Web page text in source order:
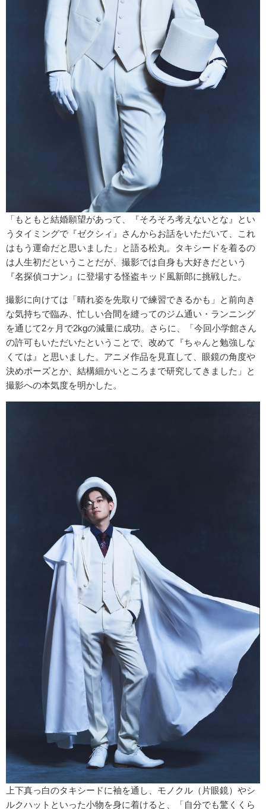
「もともと結婚願望があって、『そろそろ考えないとな』とい
うタイミングで『ゼクシィ』さんからお話をいただいて、これ
はもう運命だと思いました」と語る松丸。タキシードを着るの
は人生初だということだが、撮影では自身も大好きだという
『名探偵コナン』に登場する怪盗キッド風新郎に挑戦した。
撮影に向けては「晴れ姿を先取りで練習できるかも」と前向き
な気持ちで臨み、忙しい合間を縫ってのジム通い・ランニング
を通じて2ヶ月で2kgの減量に成功。さらに、「今回小学館さん
の許可もいただいたということで、改めて『ちゃんと勉強しな
くては』と思いました。アニメ作品を見直して、眼鏡の角度や
決めポーズとか、結構細かいところまで研究してきました」と
撮影への本気度を明かした。
上下真っ白のタキシードに袖を通し、モノクル（片眼鏡）やシ
ルクハットといった小物を身に着けると、「自分でも驚くくら